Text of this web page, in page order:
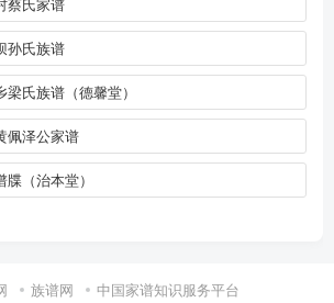
孙氏族谱
氏族谱（德馨堂）
佩泽公家谱
（治本堂）
族谱网 中国家谱知识服务平台